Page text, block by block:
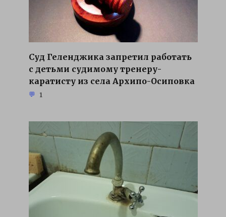
Суд Геленджика запретил работать
с детьми судимому тренеру-
каратисту из села Архипо-Осиповка
1